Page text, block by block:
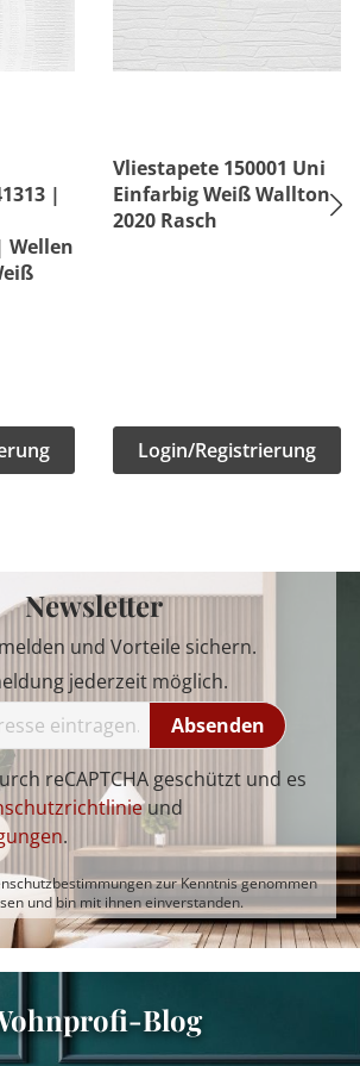
|
Wellen
Vliestapete 150001 Uni
Einfarbig Weiß Wallton
2020 Rasch
Login/Registrierung
Newsletter
und Vorteile sichern.
jederzeit möglich.
Absenden
reCAPTCHA geschützt und es
und
.
zur Kenntnis genommen
und bin mit ihnen einverstanden.
Blog